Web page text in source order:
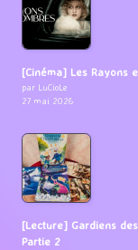
[Cinéma] Les Rayons
par LuCioLe
27 mai 2026
[Lecture] Gardiens
Partie 2